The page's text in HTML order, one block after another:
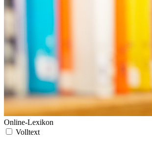
Online-Lexikon
Volltext